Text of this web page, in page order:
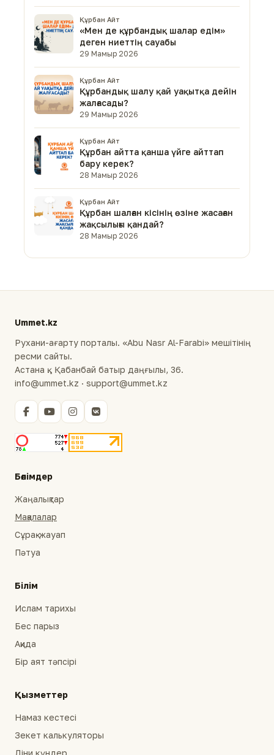
Құрбан Айт
«Мен де құрбандық шалар едім»
деген ниеттің сауабы
29 Мамыр 2026
Құрбан Айт
Құрбандық шалу қай уақытқа дейін
жалғасады?
29 Мамыр 2026
Құрбан Айт
Құрбан айтта қанша үйге айттап
бару керек?
28 Мамыр 2026
Құрбан Айт
Құрбан шалған кісінің өзіне жасаған
жақсылығы қандай?
28 Мамыр 2026
Ummet.kz
Рухани-ағарту порталы. «Abu Nasr Al-Farabi» мешітінің
ресми сайты.
Астана қ., Қабанбай батыр даңғылы, 36.
info@ummet.kz · support@ummet.kz
Бөлімдер
Жаңалықтар
Мақалалар
Сұрақ-жауап
Пәтуа
Білім
Ислам тарихы
Бес парыз
Ақида
Бір аят тәпсірі
Қызметтер
Намаз кестесі
Зекет калькуляторы
Діни күндер